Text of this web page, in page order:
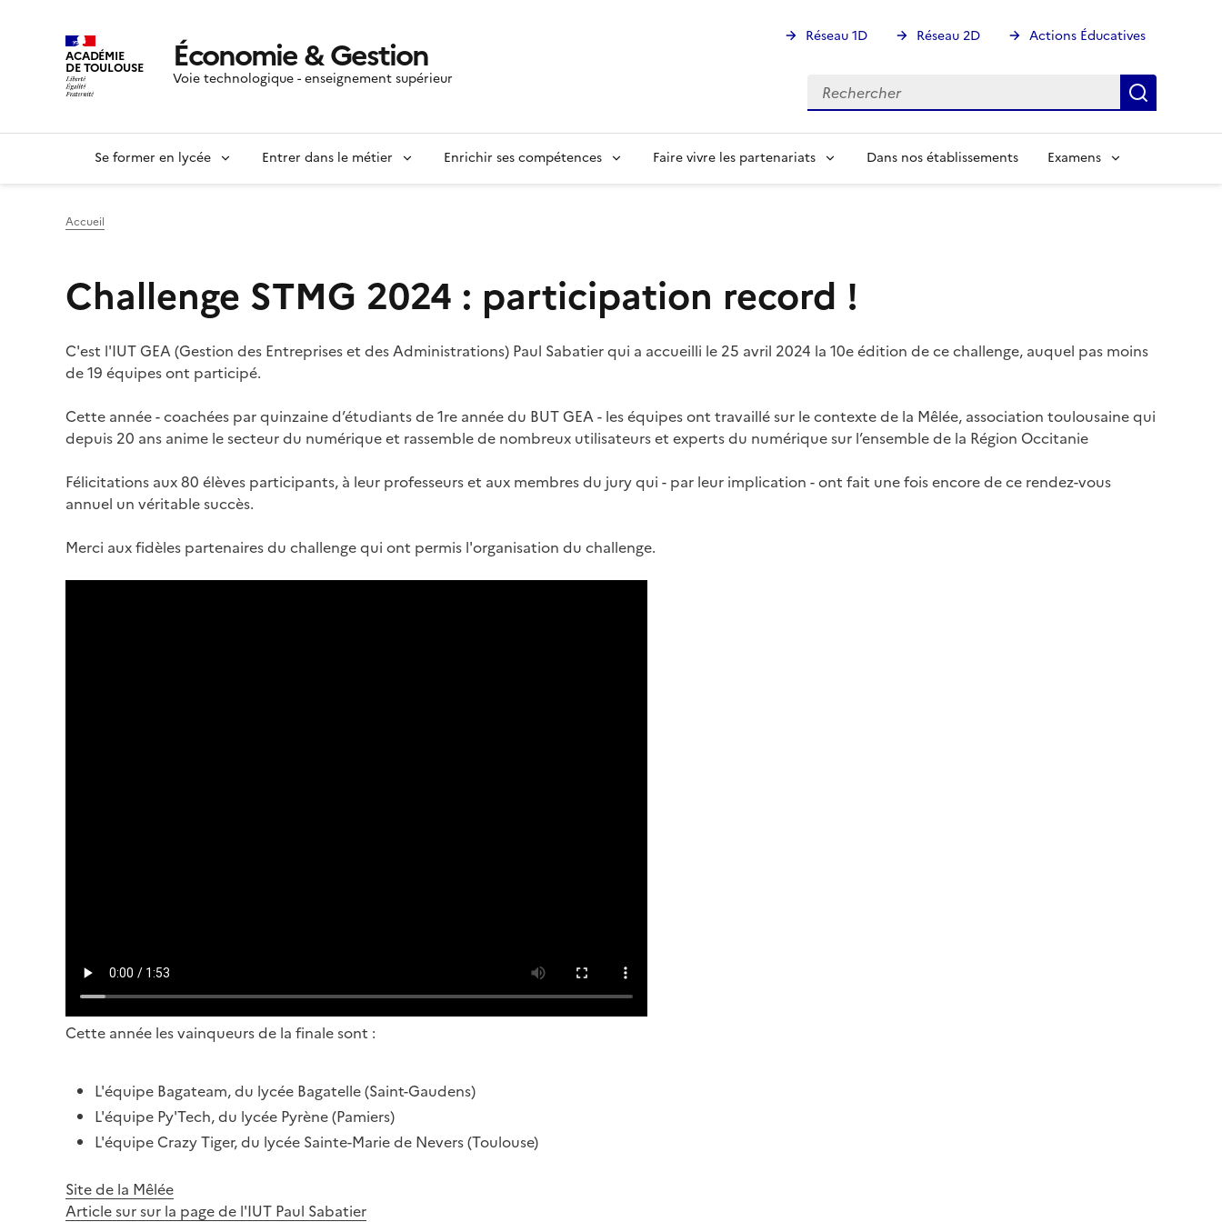
ACADÉMIE
DE TOULOUSE Économie & Gestion
Voie technologique - enseignement supérieur
Réseau 1D Réseau 2D Actions Éducatives
Rechercher
Rechercher
Se former en lycée Entrer dans le métier Enrichir ses compétences Faire vivre les partenariats Dans nos établissements Examens
Accueil
Challenge STMG 2024 : participation record !
C'est l'IUT GEA (Gestion des Entreprises et des Administrations) Paul Sabatier qui a accueilli le 25 avril 2024 la 10e édition de ce challenge, auquel pas moins
de 19 équipes ont participé.
Cette année - coachées par quinzaine d’étudiants de 1re année du BUT GEA - les équipes ont travaillé sur le contexte de la Mêlée, association toulousaine qui
depuis 20 ans anime le secteur du numérique et rassemble de nombreux utilisateurs et experts du numérique sur l’ensemble de la Région Occitanie
Félicitations aux 80 élèves participants, à leur professeurs et aux membres du jury qui - par leur implication - ont fait une fois encore de ce rendez-vous
annuel un véritable succès.
Merci aux fidèles partenaires du challenge qui ont permis l'organisation du challenge.
Cette année les vainqueurs de la finale sont :
L'équipe Bagateam, du lycée Bagatelle (Saint-Gaudens)
L'équipe Py'Tech, du lycée Pyrène (Pamiers)
L'équipe Crazy Tiger, du lycée Sainte-Marie de Nevers (Toulouse)
Site de la Mêlée
Article sur sur la page de l'IUT Paul Sabatier